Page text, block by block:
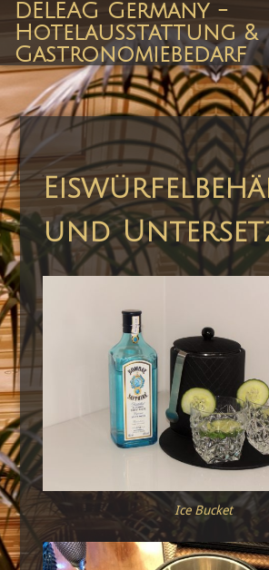
Zum
Inhalt
springen
DELEAG Germany -
Hotelausstattung &
Gastronomiebedarf
und
Ice Bucket